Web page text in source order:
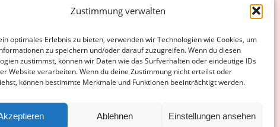
Zustimmung verwalten
optimales Erlebnis zu bieten, verwenden wir Technologien wie Cookies, um
zu speichern und/oder darauf zuzugreifen. Wenn du diesen
zustimmst, können wir Daten wie das Surfverhalten oder eindeutige IDs
Website verarbeiten. Wenn du deine Zustimmung nicht erteilst oder
können bestimmte Merkmale und Funktionen beeinträchtigt werden.
Ablehnen Einstellungen ansehen
DATENSCHUTZERKLÄRUNG COOKIE-RICHTLINIE (EU)